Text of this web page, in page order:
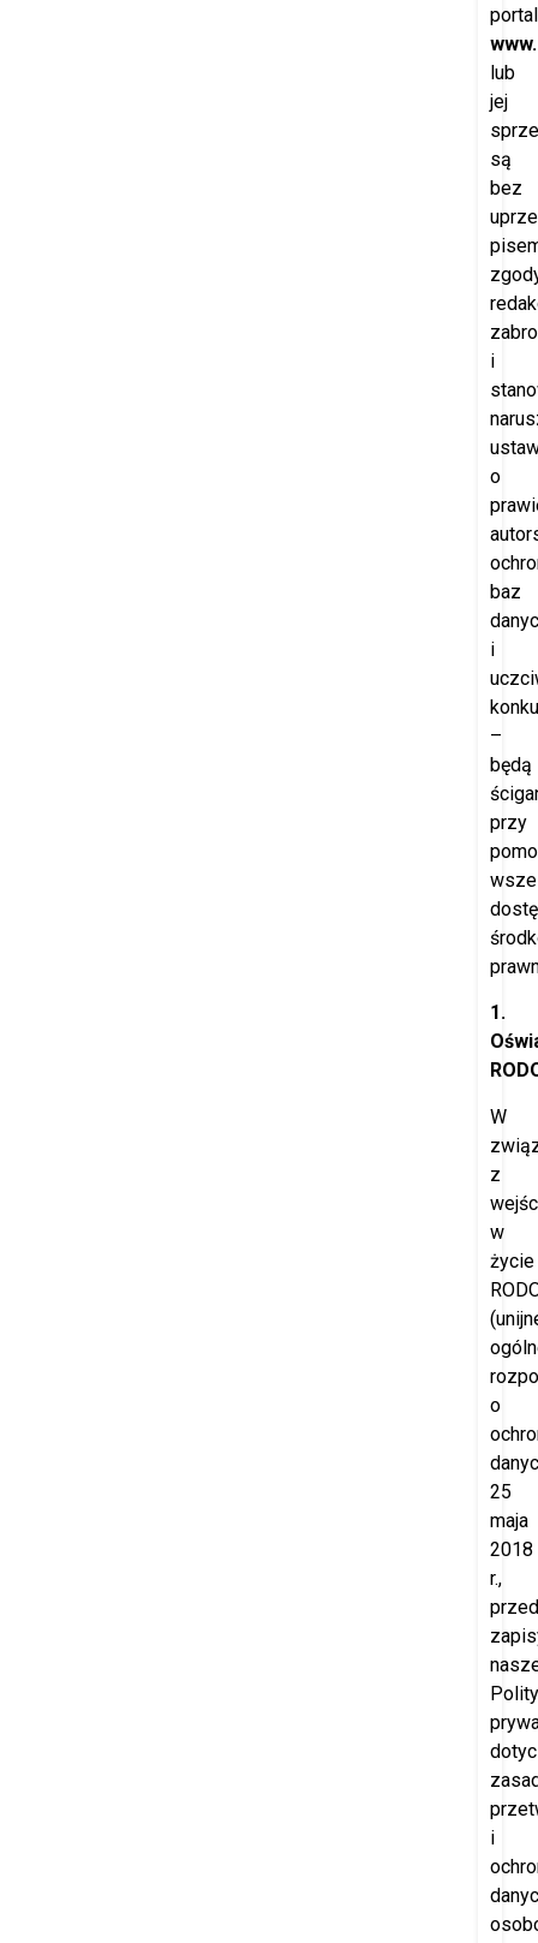
lub
jej
są
bez
i
o
baz
i
–
będą
przy
1.
W
z
w
życie
o
25
maja
2018
r.,
i